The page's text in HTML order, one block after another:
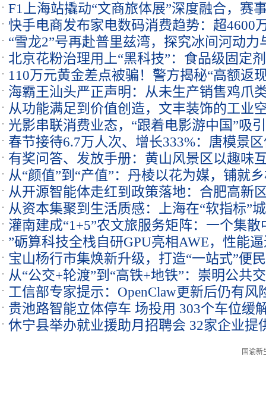
F1上海站撬动“文商旅体展”深度融合，赛
快手电商发布家电数码消费趋势：超4600
“雪龙2”号再赴普里兹湾，探究冰间河动力
北京花粉治理用上“黑科技”：食品级固定
110万元黄金差点被骗！警方揭秘“高额返
海霸王汕头严正声明：从未生产销售鸡爪
从功能满足到价值创造，文丰装饰的工业
光影串联消费业态，“跟着电影游中国”吸
春节接待6.7万人次、增长333%：唐模景
出圈
有奖问答、发放手册：黄山风景区以趣味
从“颜值”到“产值”：丹棱以花为媒，铺就
从开源智能体走红到政策落地：合肥高新
才扎根
从资本集聚到生活质感：上海在“软指标”
二灌南建成“1+5”农文旅服务矩阵：一个集
”砺算科技全栈自研GPU亮相AWE，性能
宝山杨行市集焕新升级，打造“一站式”便
从“公交+轮渡”到“高铁+地铁”：崇明公共
工信部专家提示：OpenClaw更新后仍有风
原则
贵池路智能立体停车 场投用 303个车位缓
休宁县举办就业援助月招聘会 32家企业提
国谕新